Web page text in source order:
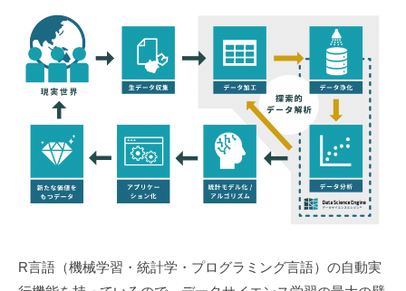
R言語（機械学習・統計学・プログラミング言語）の自動実